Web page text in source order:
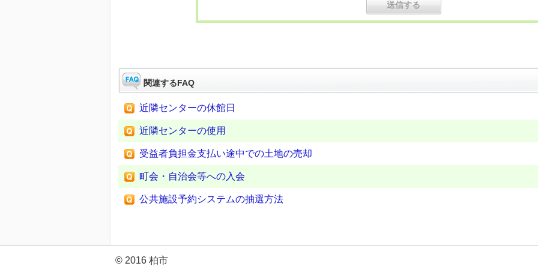
関連するFAQ
近隣センターの休館日
近隣センターの使用
受益者負担金支払い途中での土地の売却
町会・自治会等への入会
公共施設予約システムの抽選方法
© 2016 柏市